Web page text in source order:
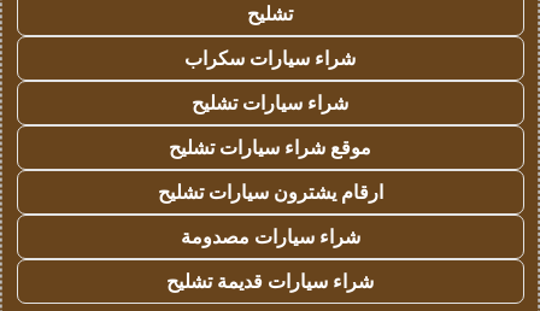
تشليح
شراء سيارات سكراب
شراء سيارات تشليح
موقع شراء سيارات تشليح
ارقام يشترون سيارات تشليح
شراء سيارات مصدومة
شراء سيارات قديمة تشليح